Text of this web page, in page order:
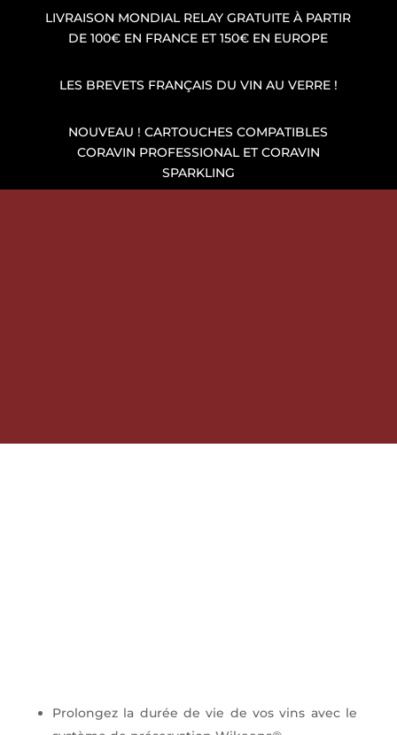
LIVRAISON MONDIAL RELAY GRATUITE À PARTIR
DE 100€ EN FRANCE ET 150€ EN EUROPE
LES BREVETS FRANÇAIS DU VIN AU VERRE !
NOUVEAU ! CARTOUCHES COMPATIBLES
CORAVIN PROFESSIONAL ET CORAVIN
SPARKLING
Prolongez la durée de vie de vos vins avec le